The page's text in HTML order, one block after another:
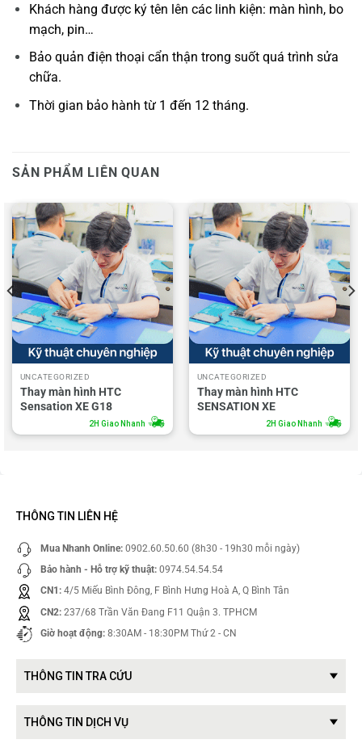
Khách hàng được ký tên lên các linh kiện: màn hình, bo
mạch, pin…
Bảo quản điện thoại cẩn thận trong suốt quá trình sửa
chữa.
Thời gian bảo hành từ 1 đến 12 tháng.
SẢN PHẨM LIÊN QUAN
UNCATEGORIZED
Thay màn hình HTC
Sensation XE G18
2H Giao Nhanh
UNCATEGORIZED
Thay màn hình HTC
SENSATION XE
2H Giao Nhanh
THÔNG TIN LIÊN HỆ
Mua Nhanh Online: 0902.60.50.60 (8h30 - 19h30 mỗi ngày)
Bảo hành - Hỗ trợ kỹ thuật: 0974.54.54.54
CN1: 4/5 Miếu Bình Đông, F Bình Hưng Hoà A, Q Bình Tân
CN2: 237/68 Trần Văn Đang F11 Quận 3. TPHCM
Giờ hoạt động: 8:30AM - 18:30PM Thứ 2 - CN
THÔNG TIN TRA CỨU
THÔNG TIN DỊCH VỤ